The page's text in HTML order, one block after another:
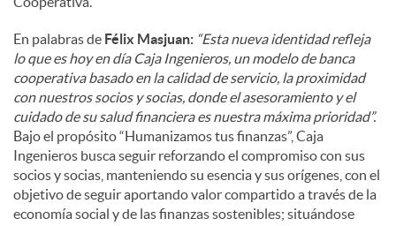
En palabras de Félix Masjuan: “Esta nueva identidad refleja
lo que es hoy en día Caja Ingenieros, un modelo de banca
cooperativa basado en la calidad de servicio, la proximidad
con nuestros socios y socias, donde el asesoramiento y el
cuidado de su salud financiera es nuestra máxima prioridad”.
Bajo el propósito “Humanizamos tus finanzas”, Caja
Ingenieros busca seguir reforzando el compromiso con sus
socios y socias, manteniendo su esencia y sus orígenes, con el
objetivo de seguir aportando valor compartido a través de la
economía social y de las finanzas sostenibles; situándose